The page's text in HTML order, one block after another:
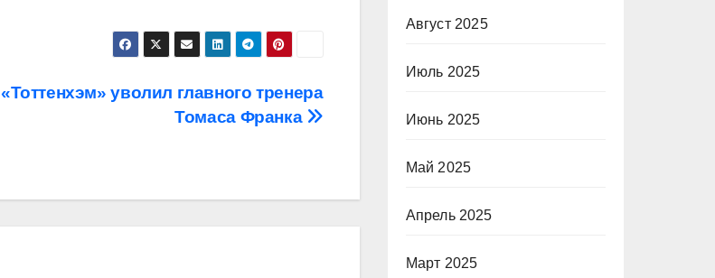
«Тоттенхэм» уволил главного тренера
Томаса Франка
Август 2025
Июль 2025
Июнь 2025
Май 2025
Апрель 2025
Март 2025